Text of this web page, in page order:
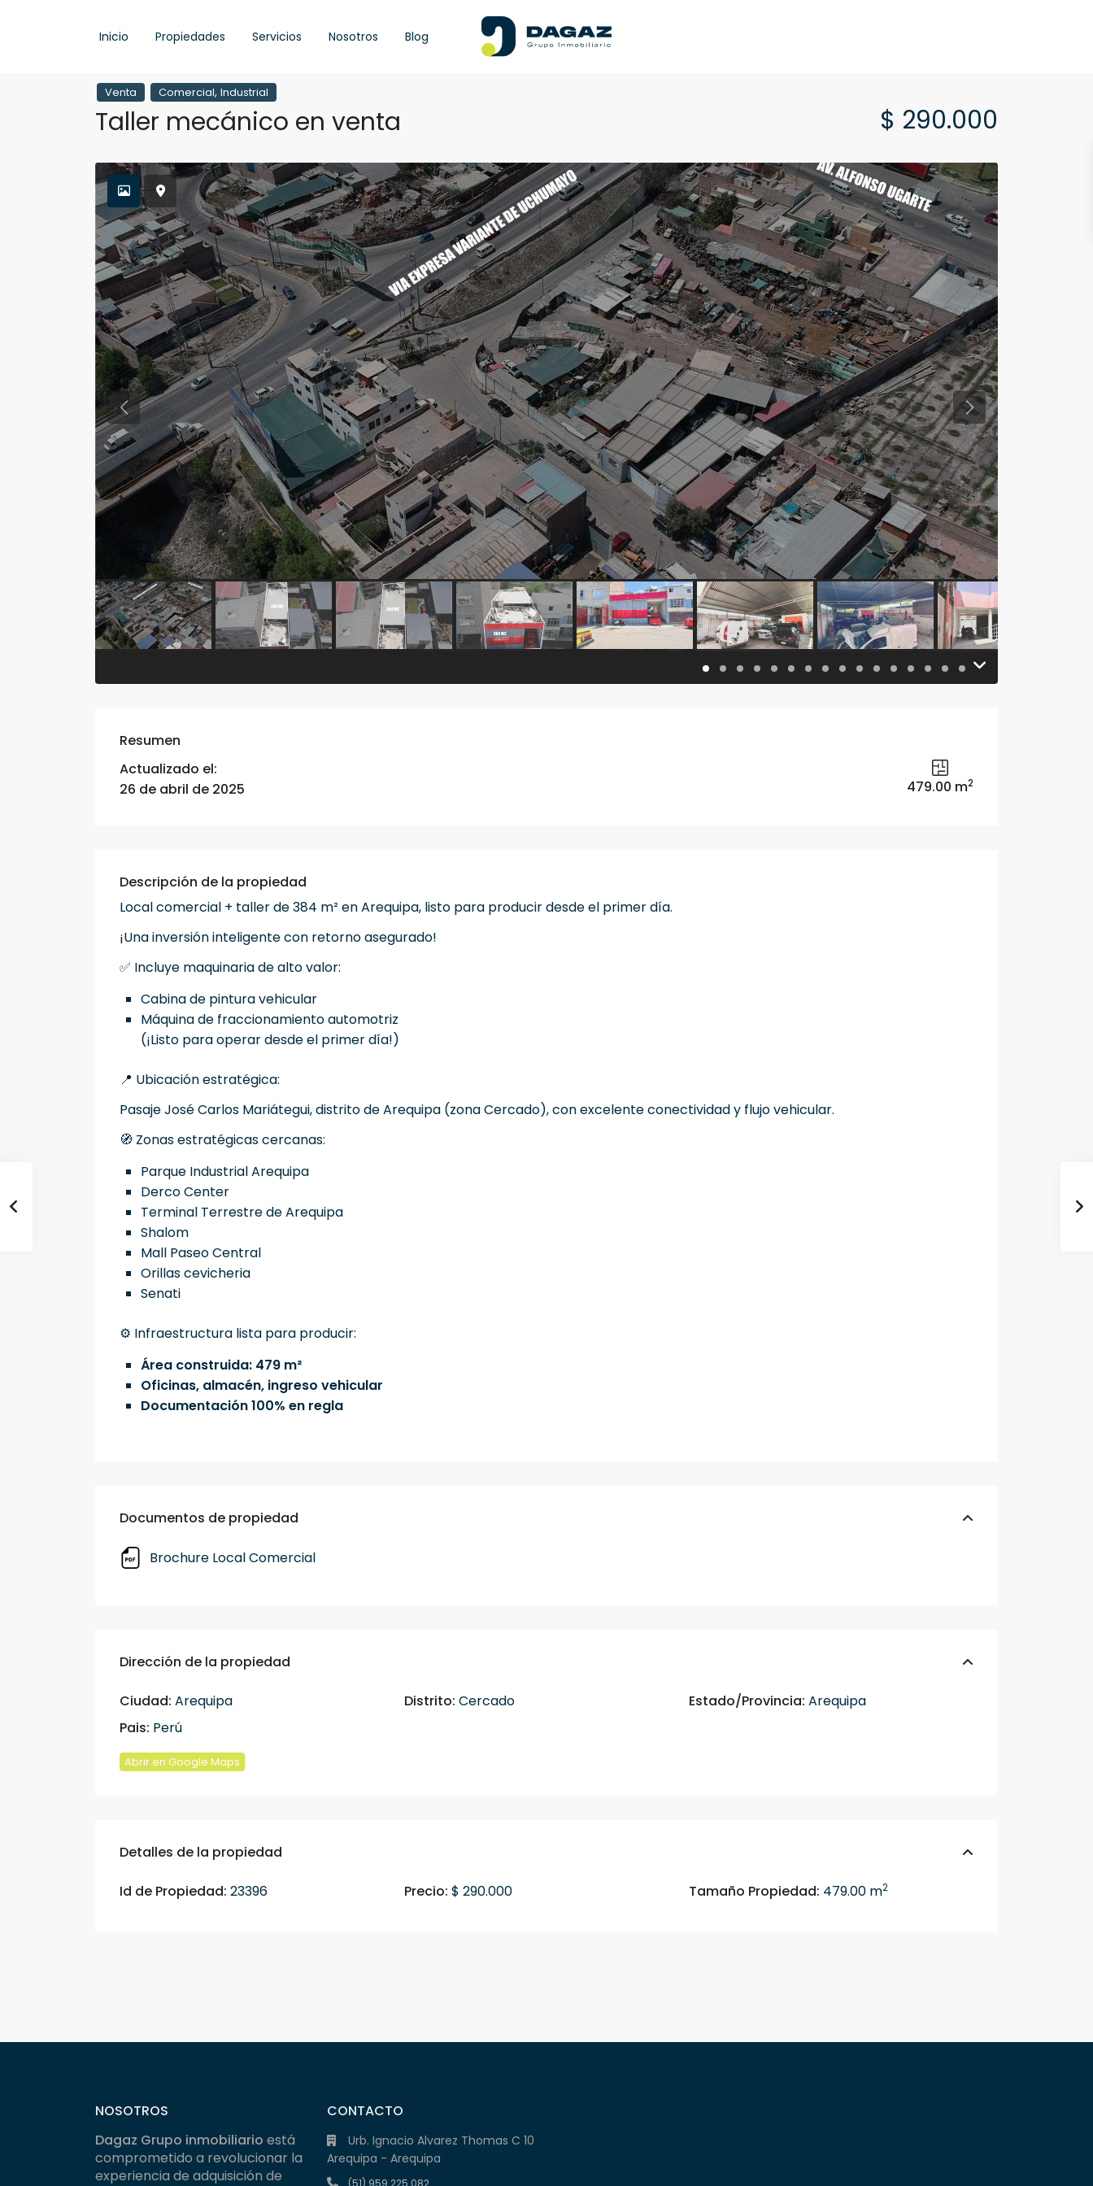
Inicio Propiedades Servicios Nosotros Blog
Venta Comercial, Industrial
Taller mecánico en venta $ 290.000
Resumen
Actualizado el:
26 de abril de 2025
479.00 m2
Descripción de la propiedad
Local comercial + taller de 384 m² en Arequipa, listo para producir desde el primer día.
¡Una inversión inteligente con retorno asegurado!
✅ Incluye maquinaria de alto valor:
Cabina de pintura vehicular
Máquina de fraccionamiento automotriz
(¡Listo para operar desde el primer día!)
📍 Ubicación estratégica:
Pasaje José Carlos Mariátegui, distrito de Arequipa (zona Cercado), con excelente conectividad y flujo vehicular.
🧭 Zonas estratégicas cercanas:
Parque Industrial Arequipa
Derco Center
Terminal Terrestre de Arequipa
Shalom
Mall Paseo Central
Orillas cevicheria
Senati
⚙️ Infraestructura lista para producir:
Área construida: 479 m²
Oficinas, almacén, ingreso vehicular
Documentación 100% en regla
Documentos de propiedad
Brochure Local Comercial
Dirección de la propiedad
Ciudad: Arequipa Distrito: Cercado Estado/Provincia: Arequipa
Pais: Perú
Abrir en Google Maps
Detalles de la propiedad
Id de Propiedad: 23396 Precio: $ 290.000 Tamaño Propiedad: 479.00 m2
NOSOTROS
Dagaz Grupo inmobiliario está
comprometido a revolucionar la
experiencia de adquisición de
CONTACTO
Urb. Ignacio Alvarez Thomas C 10
Arequipa - Arequipa
(51) 959 225 082